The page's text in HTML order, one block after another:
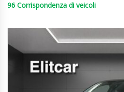
96 Corrispondenza di veicoli